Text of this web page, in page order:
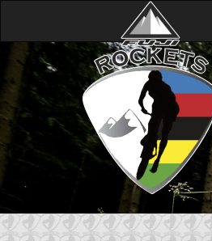
content